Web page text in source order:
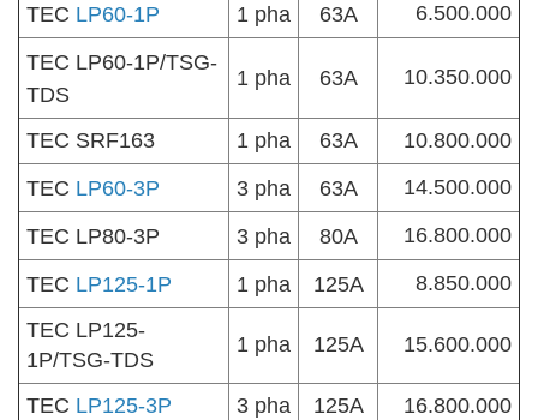
TEC LP60-1P 1 pha 63A 6.500.000
TEC LP60-1P/TSG-
TDS
1 pha 63A 10.350.000
TEC SRF163 1 pha 63A
10.800.000
TEC LP60-3P 3 pha 63A 14.500.000
TEC LP80-3P 3 pha 80A 16.800.000
TEC LP125-1P 1 pha 125A
8.850.000
TEC LP125-
1P/TSG-TDS
1 pha 125A 15.600.000
TEC LP125-3P 3 pha 125A
16.800.000